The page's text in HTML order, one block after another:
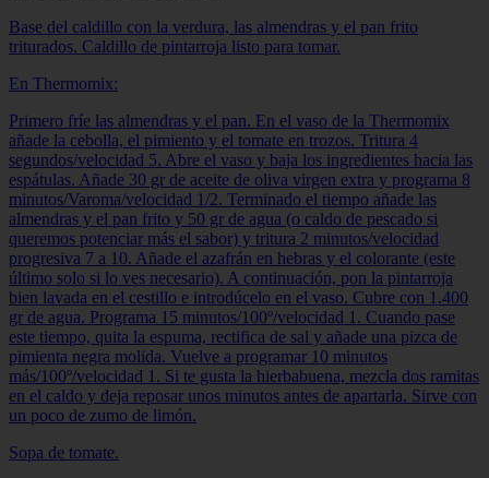
Base del caldillo con la verdura, las almendras y el pan frito
triturados. Caldillo de pintarroja listo para tomar.
En Thermomix:
Primero fríe las almendras y el pan. En el vaso de la Thermomix
añade la cebolla, el pimiento y el tomate en trozos. Tritura 4
segundos/velocidad 5. Abre el vaso y baja los ingredientes hacia las
espátulas. Añade 30 gr de aceite de oliva virgen extra y programa 8
minutos/Varoma/velocidad 1/2. Terminado el tiempo añade las
almendras y el pan frito y 50 gr de agua (o caldo de pescado si
queremos potenciar más el sabor) y tritura 2 minutos/velocidad
progresiva 7 a 10. Añade el azafrán en hebras y el colorante (este
último solo si lo ves necesario). A continuación, pon la pintarroja
bien lavada en el cestillo e introdúcelo en el vaso. Cubre con 1.400
gr de agua. Programa 15 minutos/100º/velocidad 1. Cuando pase
este tiempo, quita la espuma, rectifica de sal y añade una pizca de
pimienta negra molida. Vuelve a programar 10 minutos
más/100º/velocidad 1. Si te gusta la hierbabuena, mezcla dos ramitas
en el caldo y deja reposar unos minutos antes de apartarla. Sirve con
un poco de zumo de limón.
Sopa de tomate.